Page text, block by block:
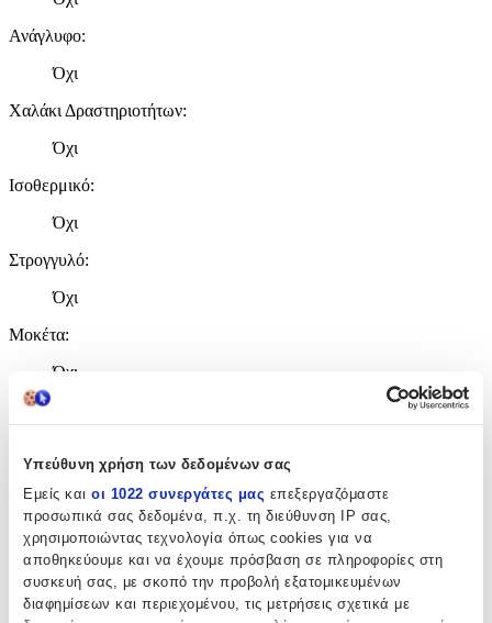
Υπεύθυνη χρήση των δεδομένων σας
Εμείς και οι 1022 συνεργάτες μας επεξεργαζόμαστε
προσωπικά σας δεδομένα, π.χ. τη διεύθυνση IP σας,
χρησιμοποιώντας τεχνολογία όπως cookies για να
αποθηκεύουμε και να έχουμε πρόσβαση σε πληροφορίες στη
συσκευή σας, με σκοπό την προβολή εξατομικευμένων
διαφημίσεων και περιεχομένου, τις μετρήσεις σχετικά με
Ανάγλυφο:
Όχι
Χαλάκι Δραστηριοτήτων:
Όχι
Ισοθερμικό:
Όχι
Στρογγυλό:
Όχι
Μοκέτα:
Όχι
Σετ:
Διαστάσεις
Πλάτος:
45
cm